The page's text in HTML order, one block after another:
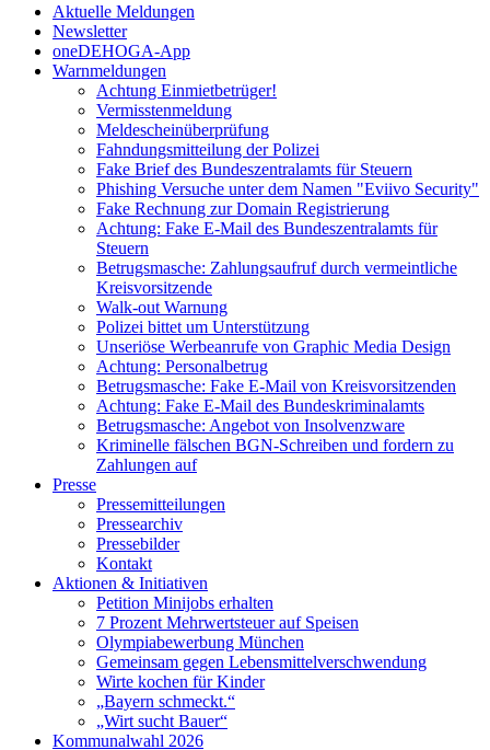
Aktuelle Meldungen
Newsletter
oneDEHOGA-App
Warnmeldungen
Achtung Einmietbetrüger!
Vermisstenmeldung
Meldescheinüberprüfung
Fahndungsmitteilung der Polizei
Fake Brief des Bundeszentralamts für Steuern
Phishing Versuche unter dem Namen "Eviivo Security"
Fake Rechnung zur Domain Registrierung
Achtung: Fake E-Mail des Bundeszentralamts für
Steuern
Betrugsmasche: Zahlungsaufruf durch vermeintliche
Kreisvorsitzende
Walk-out Warnung
Polizei bittet um Unterstützung
Unseriöse Werbeanrufe von Graphic Media Design
Achtung: Personalbetrug
Betrugsmasche: Fake E-Mail von Kreisvorsitzenden
Achtung: Fake E-Mail des Bundeskriminalamts
Betrugsmasche: Angebot von Insolvenzware
Kriminelle fälschen BGN-Schreiben und fordern zu
Zahlungen auf
Presse
Pressemitteilungen
Pressearchiv
Pressebilder
Kontakt
Aktionen & Initiativen
Petition Minijobs erhalten
7 Prozent Mehrwertsteuer auf Speisen
Olympiabewerbung München
Gemeinsam gegen Lebensmittelverschwendung
Wirte kochen für Kinder
„Bayern schmeckt.“
„Wirt sucht Bauer“
Kommunalwahl 2026